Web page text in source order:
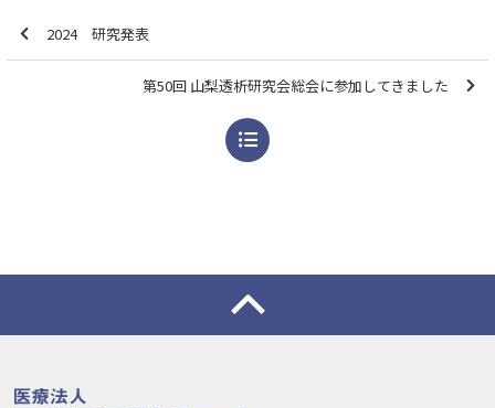
2024 研究発表
第50回 山梨透析研究会総会に参加してきました